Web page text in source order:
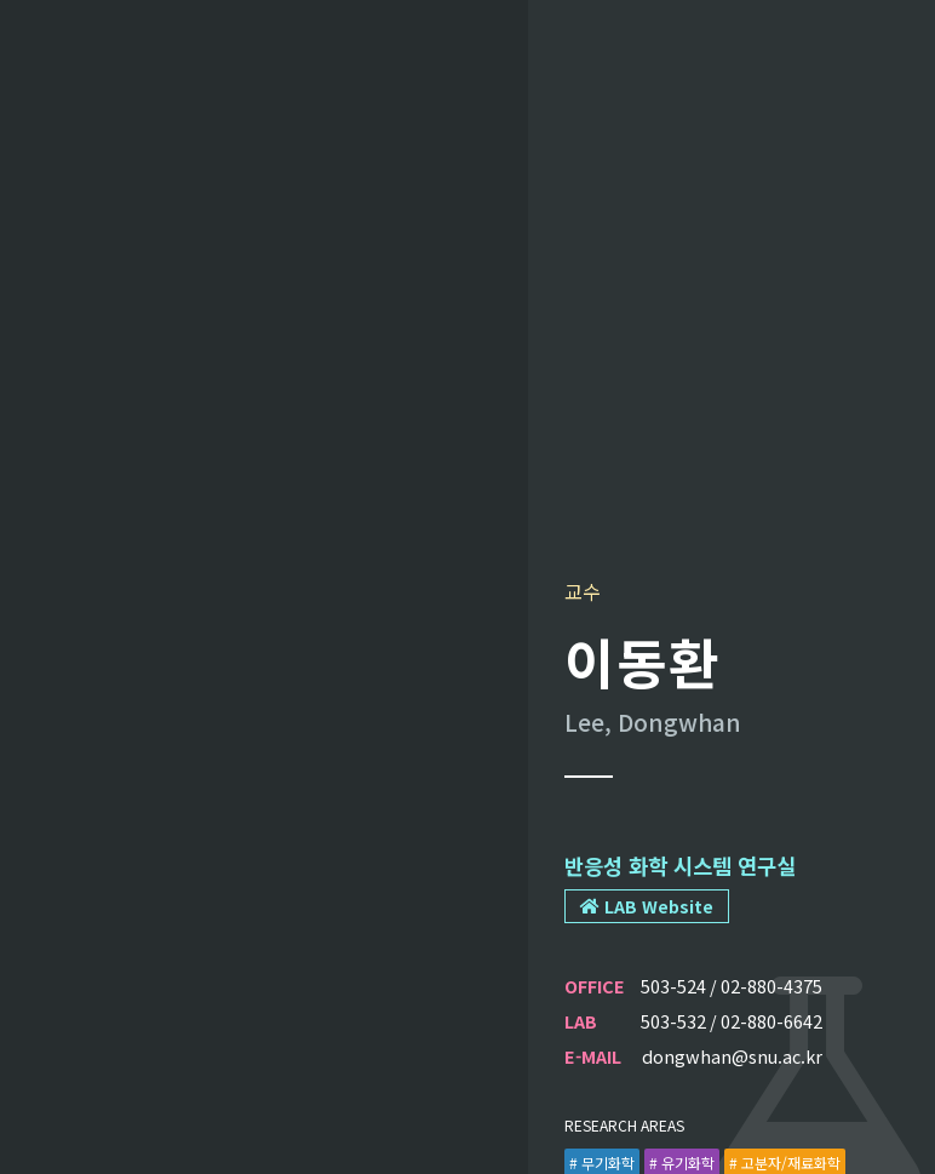
교수
이동환
Lee, Dongwhan
반응성 화학 시스템 연구실
LAB Website
OFFICE
503-524 / 02-880-4375
LAB
503-532 / 02-880-6642
E-MAIL
dongwhan@snu.ac.kr
RESEARCH AREAS
# 무기화학
# 유기화학
# 고분자/재료화학